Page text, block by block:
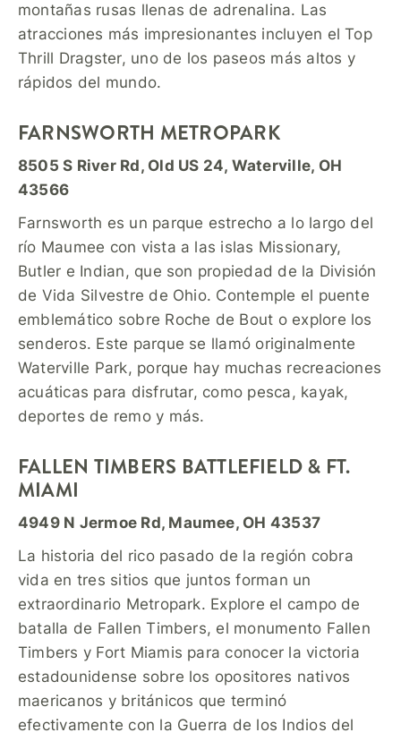
montañas rusas llenas de adrenalina. Las
atracciones más impresionantes incluyen el Top
Thrill Dragster, uno de los paseos más altos y
rápidos del mundo.
FARNSWORTH METROPARK
8505 S River Rd, Old US 24, Waterville, OH
43566
Farnsworth es un parque estrecho a lo largo del
río Maumee con vista a las islas Missionary,
Butler e Indian, que son propiedad de la División
de Vida Silvestre de Ohio. Contemple el puente
emblemático sobre Roche de Bout o explore los
senderos. Este parque se llamó originalmente
Waterville Park, porque hay muchas recreaciones
acuáticas para disfrutar, como pesca, kayak,
deportes de remo y más.
FALLEN TIMBERS BATTLEFIELD & FT.
MIAMI
4949 N Jermoe Rd, Maumee, OH 43537
La historia del rico pasado de la región cobra
vida en tres sitios que juntos forman un
extraordinario Metropark. Explore el campo de
batalla de Fallen Timbers, el monumento Fallen
Timbers y Fort Miamis para conocer la victoria
estadounidense sobre los opositores nativos
maericanos y británicos que terminó
efectivamente con la Guerra de los Indios del